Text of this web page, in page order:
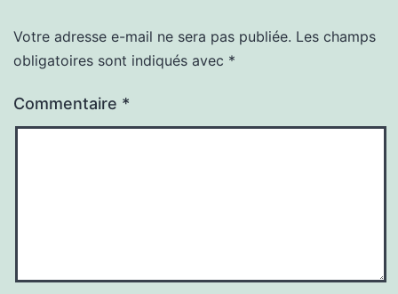
Votre adresse e-mail ne sera pas publiée. Les champs
obligatoires sont indiqués avec *
Commentaire *